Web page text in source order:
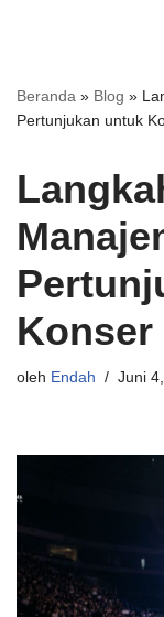
Beranda » Blog »
Pertunjukan untuk
Konser
oleh Endah Juni